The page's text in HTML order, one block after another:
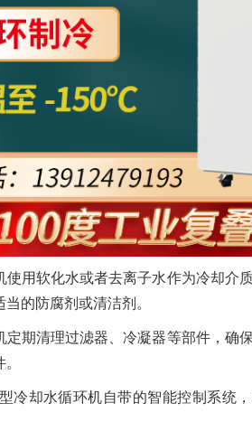
用软化水或者去离子水作为冷却介
的防腐剂或清洁剂。
期清理过滤器、冷凝器等部件，确
冷却水循环机自带的智能控制系统